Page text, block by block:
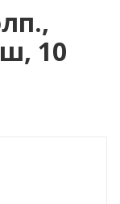
10